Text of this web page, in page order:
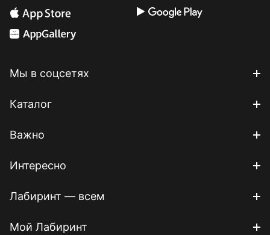
Мы в соцсетях
Каталог
Важно
Интересно
Лабиринт — всем
Мой Лабиринт